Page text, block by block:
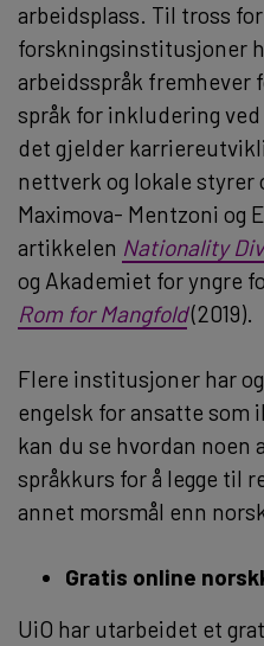
arbeidsplass. Til tross
forskningsinstitusjoner
arbeidsspråk fremhever
språk for inkludering
det gjelder
nettverk og lokale styrer
Maximova- Mentzoni og
artikkelen Nationality
og Akademiet for yngre
Rom for Mangfold(2019).
Flere institusjoner har
engelsk for ansatte som
kan du se hvordan
språkkurs for å legge til
annet morsmål enn
Gratis online
UiO har utarbeidet et